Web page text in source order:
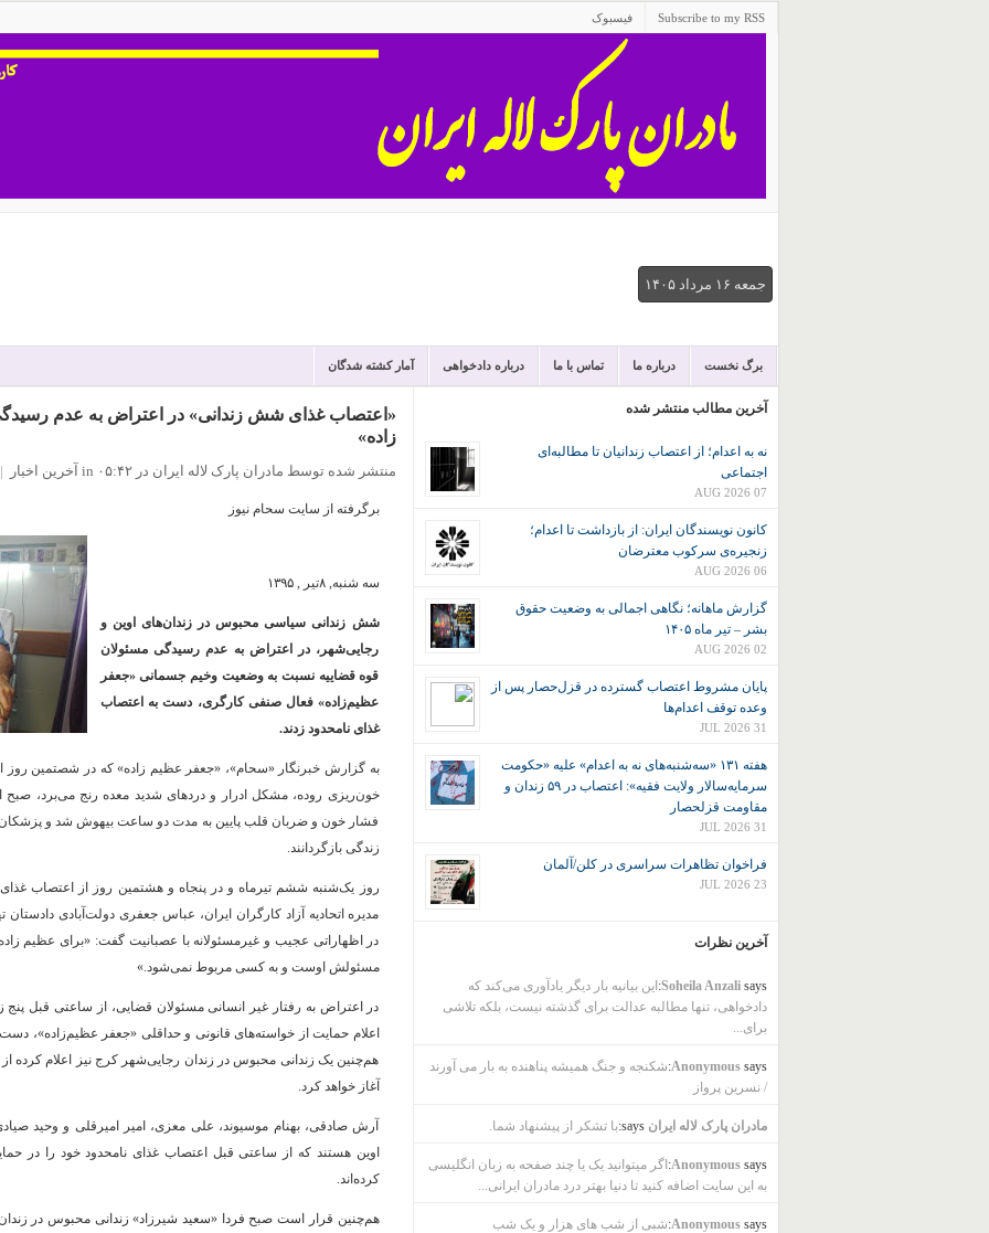
Subscribe to my RSS فیسبوک
جمعه ۱۶ مرداد ۱۴۰۵
برگ نخست درباره ما تماس با ما درباره دادخواهی آمار کشته شدگان
«اعتصاب غذای شش زندانی» در اعتراض به عدم
زاده»
منتشر شده توسط مادران پارک لاله ایران در ۰۵:۴۲ in آخرین اخبار |
برگرفته از سایت سحام نیوز
سه شنبه, ۸تیر , ۱۳۹۵
شش زندانی سیاسی محبوس در زندان‌های اوین و
رجایی‌شهر، در اعتراض به عدم رسیدگی مسئولان
قوه قضاییه نسبت به وضعیت وخیم جسمانی «جعفر
عظیم‌زاده» فعال صنفی کارگری، دست به اعتصاب
غذای نامحدود زدند.
به گزارش خبرنگار «سحام»، «جعفر عظیم زاده» که در شصتمین روز
خون‌ریزی روده، مشکل ادرار و دردهای شدید معده رنج می‌برد، صبح
فشار خون و ضربان قلب پایین به مدت دو ساعت بیهوش شد و
زندگی بازگردانند.
روز یک‌شنبه ششم تیرماه و در پنجاه و هشتمین روز از اعتصاب
مدیره اتحادیه آزاد کارگران ایران، عباس جعفری دولت‌آبادی
در اظهاراتی عجیب و غیرمسئولانه با عصبانیت گفت: «برای عظیم
مسئولش اوست و به کسی مربوط نمی‌شود.»
در اعتراض به رفتار غیر انسانی مسئولان قضایی، از ساعتی قبل پنج
اعلام حمایت از خواسته‌های قانونی و حداقلی «جعفر عظیم‌زاده»،
هم‌چنین یک زندانی محبوس در زندان رجایی‌شهر کرج نیز اعلام کرده
آغاز خواهد کرد.
آرش صادقی، بهنام موسیوند، علی معزی، امیر امیرقلی و وحید
اوین هستند که از ساعتی قبل اعتصاب غذای نامحدود خود را در
کرده‌اند.
هم‌چنین قرار است صبح فردا «سعید شیرزاد» زندانی محبوس در
آخرین مطالب منتشر شده
نه به اعدام؛ از اعتصاب زندانیان تا مطالبه‌ای
اجتماعی
07 AUG 2026
کانون نويسندگان ايران: از بازداشت تا اعدام؛
زنجیره‌ی سرکوب معترضان
06 AUG 2026
گزارش ماهانه؛ نگاهی اجمالی به وضعیت حقوق
بشر – تیر ماه ۱۴۰۵
02 AUG 2026
پایان مشروط اعتصاب گسترده در قزل‌حصار پس از
وعده توقف اعدام‌ها
31 JUL 2026
هفته ۱۳۱ «سه‌شنبه‌های نه به اعدام» علیه «حکومت
سرمایه‌سالار ولایت فقیه»: اعتصاب در ۵۹ زندان و
مقاومت قزلحصار
31 JUL 2026
فراخوان تظاهرات سراسری در کلن/آلمان
23 JUL 2026
آخرین نظرات
Soheila Anzalisays:
این بیانیه بار دیگر یادآوری می‌کند که
دادخواهی، تنها مطالبه عدالت برای گذشته نیست، بلکه تلاشی
برای...
Anonymoussays:
شکنجه و جنگ همیشه پناهنده به بار می آورند
/ نسرین پرواز
مادران پارک لاله ایران says: با تشکر از پیشنهاد شما.
Anonymoussays:
اگر میتوانید یک یا چند صفحه به زبان انگلیسی
به این سایت اضافه کنید تا دنیا بهتر درد مادران ایرانی...
Anonymoussays: شبی از شب های هزار و یک شب